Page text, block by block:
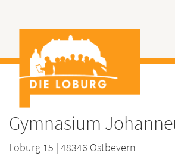
Gymnasium
Loburg 15 | 48346 Ostbevern